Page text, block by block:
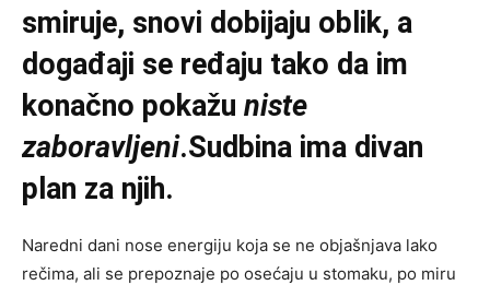
smiruje, snovi dobijaju oblik, a
događaji se ređaju tako da im
konačno pokažu niste
zaboravljeni.Sudbina ima divan
plan za njih.
Naredni dani nose energiju koja se ne objašnjava lako
rečima, ali se prepoznaje po osećaju u stomaku, po miru